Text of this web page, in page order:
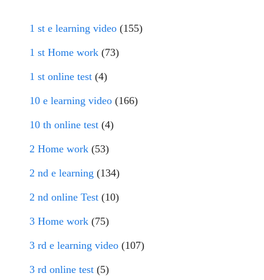
1 st e learning video (155)
1 st Home work (73)
1 st online test (4)
10 e learning video (166)
10 th online test (4)
2 Home work (53)
2 nd e learning (134)
2 nd online Test (10)
3 Home work (75)
3 rd e learning video (107)
3 rd online test (5)